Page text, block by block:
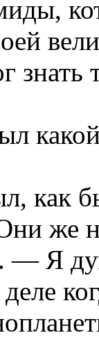
знать
как
же
— Я